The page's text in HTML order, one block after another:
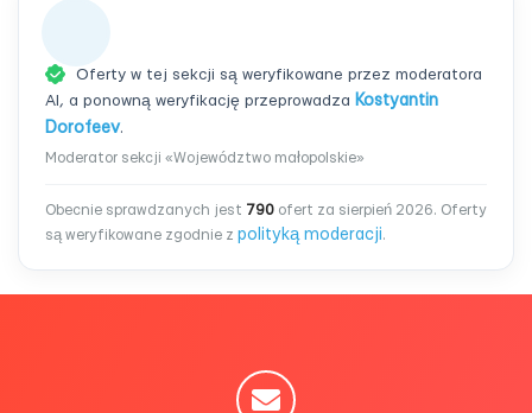
Oferty w tej sekcji są weryfikowane przez moderatora
AI, a ponowną weryfikację przeprowadza Kostyantin
Dorofeev.
Moderator sekcji «Województwo małopolskie»
Obecnie sprawdzanych jest 790 ofert za sierpień 2026. Oferty
są weryfikowane zgodnie z polityką moderacji.